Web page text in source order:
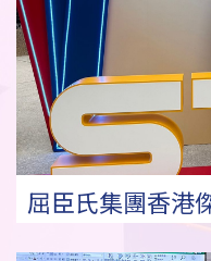
屈臣氏集團香港